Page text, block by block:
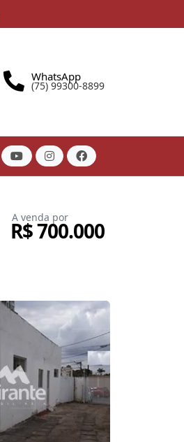
WhatsApp
(75) 99300-8899
A venda por
R$ 700.000